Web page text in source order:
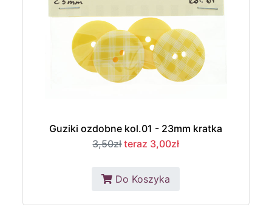
Guziki ozdobne kol.01 - 23mm kratka
3,50zł teraz 3,00zł
Do Koszyka